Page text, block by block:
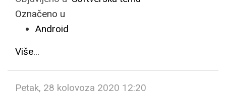
Označeno u
Android
Više...
Petak, 28 kolovoza 2020 12:20